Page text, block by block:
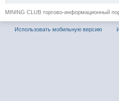
MINING CLUB торгово-информационный
Использовать мобильную версию